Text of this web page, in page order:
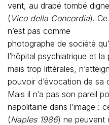
vent, au drapé tombé
( Vico della Concordia). Ce
n’est pas comme
photographe de société
l’hôpital psychiatrique et
mais trop littérales,
pouvoir d’évocation de sa
Mais il n’a pas son pareil
napolitaine dans l’image :
(Naples 1986) ne peuvent